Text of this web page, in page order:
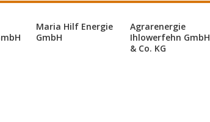
Maria Hilf Energie
GmbH
Agrarenergie
Ihlowerfehn GmbH
& Co. KG